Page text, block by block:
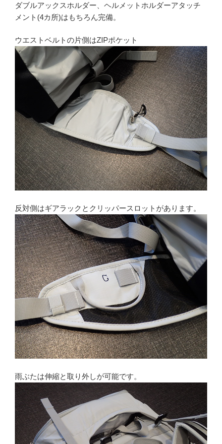
ダブルアックスホルダー、ヘルメットホルダーアタッチ
メント(4カ所)はもちろん完備。
ウエストベルトの片側はZIPポケット
反対側はギアラックとクリッパースロットがあります。
雨ぶたは伸縮と取り外しが可能です。